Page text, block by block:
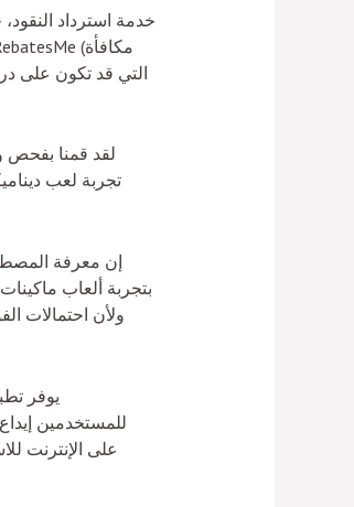
لقد قمنا بفحص
إن معرفة
بتجربة ألعاب
ولأن احتمالات
يوفر
على الإنترنت